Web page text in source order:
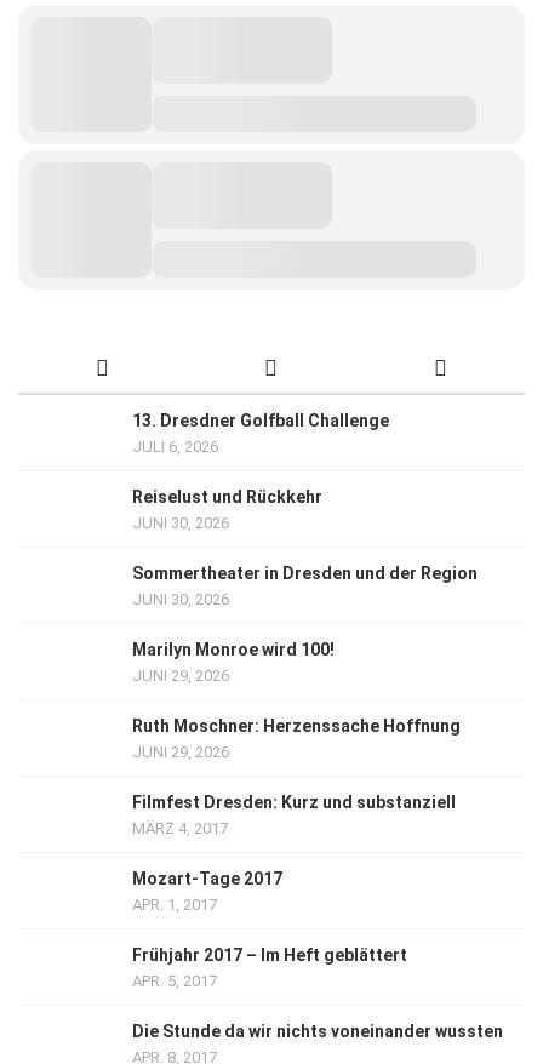
13. Dresdner Golfball Challenge
JULI 6, 2026
Reiselust und Rückkehr
JUNI 30, 2026
Sommertheater in Dresden und der Region
JUNI 30, 2026
Marilyn Monroe wird 100!
JUNI 29, 2026
Ruth Moschner: Herzenssache Hoffnung
JUNI 29, 2026
Filmfest Dresden: Kurz und substanziell
MÄRZ 4, 2017
Mozart-Tage 2017
APR. 1, 2017
Frühjahr 2017 – Im Heft geblättert
APR. 5, 2017
Die Stunde da wir nichts voneinander wussten
APR. 8, 2017